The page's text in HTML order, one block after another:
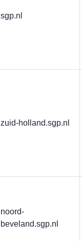
sgp.nl
zuid-holland.sgp.nl
noord-
beveland.sgp.nl